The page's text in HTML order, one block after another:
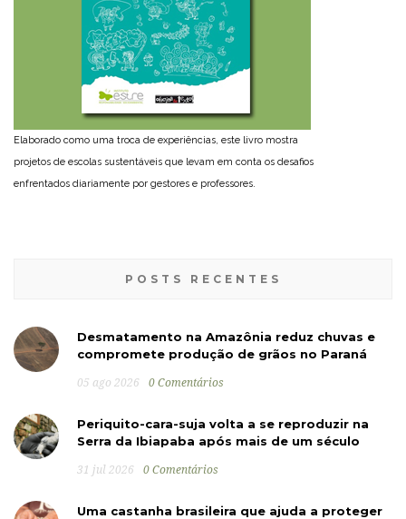
Elaborado como uma troca de experiências, este livro mostra
projetos de escolas sustentáveis que levam em conta os desafios
enfrentados diariamente por gestores e professores.
POSTS RECENTES
Desmatamento na Amazônia reduz chuvas e
compromete produção de grãos no Paraná
05 ago 2026 0 Comentários
Periquito-cara-suja volta a se reproduzir na
Serra da Ibiapaba após mais de um século
31 jul 2026 0 Comentários
Uma castanha brasileira que ajuda a proteger